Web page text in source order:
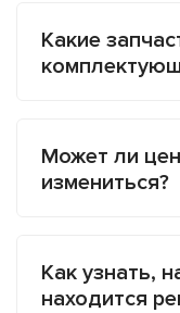
Какие
Может ли
измениться?
Как узнать,
находится